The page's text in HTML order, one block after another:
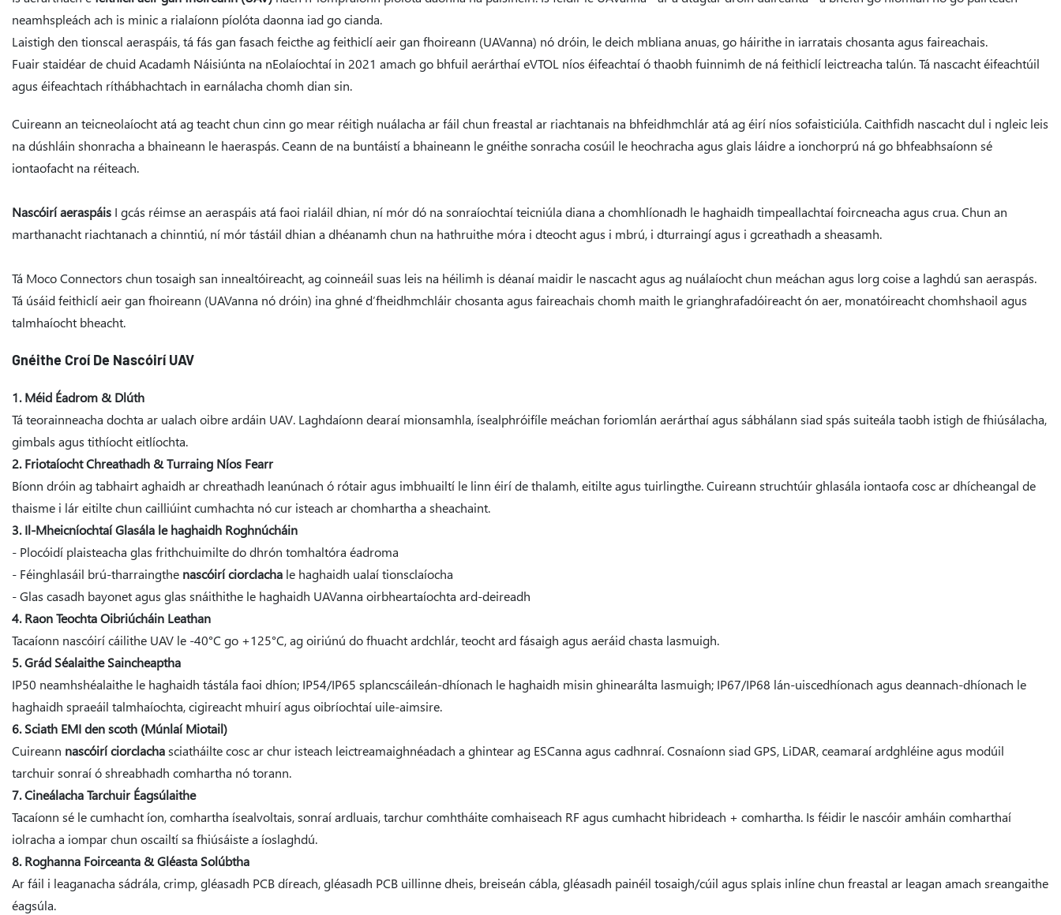
neamhspleách ach is minic a rialaíonn píolóta daonna iad go cianda.
Laistigh den tionscal aeraspáis, tá fás gan fasach feicthe ag feithiclí aeir gan fhoireann (UAVanna) nó dróin, le deich mbliana anuas, go háirithe in iarratais chosanta agus faireachais.
Fuair ​​staidéar de chuid Acadamh Náisiúnta na nEolaíochtaí in 2021 amach go bhfuil aerárthaí eVTOL níos éifeachtaí ó thaobh fuinnimh de ná feithiclí leictreacha talún. Tá nascacht éifeachtúil
agus éifeachtach ríthábhachtach in earnálacha chomh dian sin.
Cuireann an teicneolaíocht atá ag teacht chun cinn go mear réitigh nuálacha ar fáil chun freastal ar riachtanais na bhfeidhmchlár atá ag éirí níos sofaisticiúla. Caithfidh nascacht dul i ngleic leis
na dúshláin shonracha a bhaineann le haeraspás. Ceann de na buntáistí a bhaineann le gnéithe sonracha cosúil le heochracha agus glais láidre a ionchorprú ná go bhfeabhsaíonn sé
iontaofacht na réiteach.
Nascóirí aeraspáis I gcás réimse an aeraspáis atá faoi rialáil dhian, ní mór dó na sonraíochtaí teicniúla diana a chomhlíonadh le haghaidh timpeallachtaí foircneacha agus crua. Chun an
marthanacht riachtanach a chinntiú, ní mór tástáil dhian a dhéanamh chun na hathruithe móra i dteocht agus i mbrú, i dturraingí agus i gcreathadh a sheasamh.
Tá Moco Connectors chun tosaigh san innealtóireacht, ag coinneáil suas leis na héilimh is déanaí maidir le nascacht agus ag nuálaíocht chun meáchan agus lorg coise a laghdú san aeraspás.
Tá úsáid feithiclí aeir gan fhoireann (UAVanna nó dróin) ina ghné d’fheidhmchláir chosanta agus faireachais chomh maith le grianghrafadóireacht ón aer, monatóireacht chomhshaoil ​​agus
talmhaíocht bheacht.
Gnéithe Croí De Nascóirí UAV
1. Méid Éadrom & Dlúth
Tá teorainneacha dochta ar ualach oibre ardáin UAV. Laghdaíonn dearaí mionsamhla, ísealphróifíle meáchan foriomlán aerárthaí agus sábhálann siad spás suiteála taobh istigh de fhiúsálacha,
gimbals agus tithíocht eitlíochta.
2. Friotaíocht Chreathadh & Turraing Níos Fearr
Bíonn dróin ag tabhairt aghaidh ar chreathadh leanúnach ó rótair agus imbhuailtí le linn éirí de thalamh, eitilte agus tuirlingthe. Cuireann struchtúir ghlasála iontaofa cosc ​​ar dhícheangal de
thaisme i lár eitilte chun cailliúint cumhachta nó cur isteach ar chomhartha a sheachaint.
3. Il-Mheicníochtaí Glasála le haghaidh Roghnúcháin
- Plocóidí plaisteacha glas frithchuimilte do dhrón tomhaltóra éadroma
- Féinghlasáil brú-tharraingthe nascóirí ciorclacha le haghaidh ualaí tionsclaíocha
- Glas casadh bayonet agus glas snáithithe le haghaidh UAVanna oirbheartaíochta ard-deireadh
4. Raon Teochta Oibriúcháin Leathan
Tacaíonn nascóirí cáilithe UAV le -40°C go +125°C, ag oiriúnú do fhuacht ardchlár, teocht ard fásaigh agus aeráid chasta lasmuigh.
5. Grád Séalaithe Saincheaptha
IP50 neamhshéalaithe le haghaidh tástála faoi dhíon; IP54/IP65 splancscáileán-dhíonach le haghaidh misin ghinearálta lasmuigh; IP67/IP68 lán-uiscedhíonach agus deannach-dhíonach le
haghaidh spraeáil talmhaíochta, cigireacht mhuirí agus oibríochtaí uile-aimsire.
6. Sciath EMI den scoth (Múnlaí Miotail)
Cuireann nascóirí ciorclachasciatháilte cosc ​​ar chur isteach leictreamaighnéadach a ghintear ag ESCanna agus cadhnraí. Cosnaíonn siad GPS, LiDAR, ceamaraí ardghléine agus modúil
tarchuir sonraí ó shreabhadh comhartha nó torann.
7. Cineálacha Tarchuir Éagsúlaithe
Tacaíonn sé le cumhacht íon, comhartha ísealvoltais, sonraí ardluais, tarchur comhtháite comhaiseach RF agus cumhacht hibrideach + comhartha. Is féidir le nascóir amháin comharthaí
iolracha a iompar chun oscailtí sa fhiúsáiste a íoslaghdú.
8. Roghanna Foirceanta & Gléasta Solúbtha
Ar fáil i leaganacha sádrála, crimp, gléasadh PCB díreach, gléasadh PCB uillinne dheis, breiseán cábla, gléasadh painéil tosaigh/cúil agus splais inlíne chun freastal ar leagan amach sreangaithe
éagsúla.